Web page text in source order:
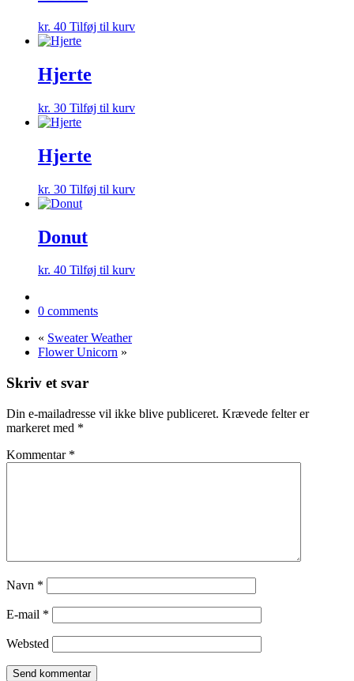
kr. 40 Tilføj til kurv
Hjerte
kr. 30 Tilføj til kurv
Hjerte
kr. 30 Tilføj til kurv
Donut
kr. 40 Tilføj til kurv
0 comments
« Sweater Weather
Flower Unicorn »
Skriv et svar
Din e-mailadresse vil ikke blive publiceret. Krævede felter er
markeret med *
Kommentar *
Navn *
E-mail *
Websted